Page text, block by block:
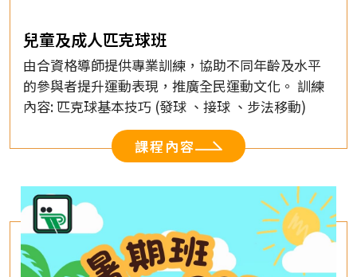
兒童及成人匹克球班
由合資格導師提供專業訓練，協助不同年齡及水平
的參與者提升運動表現，推廣全民運動文化。 訓練
內容: 匹克球基本技巧 (發球 、接球 、步法移動)
課程內容